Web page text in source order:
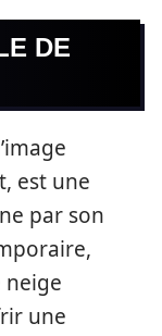
DE
est une
par son
neige
une